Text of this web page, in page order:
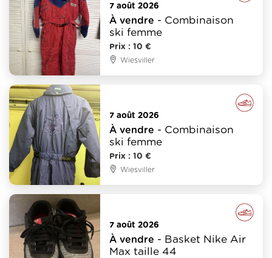
7 août 2026
À vendre - Combinaison
ski femme
Prix : 10 €
Wiesviller
7 août 2026
À vendre - Combinaison
ski femme
Prix : 10 €
Wiesviller
7 août 2026
À vendre - Basket Nike Air
Max taille 44